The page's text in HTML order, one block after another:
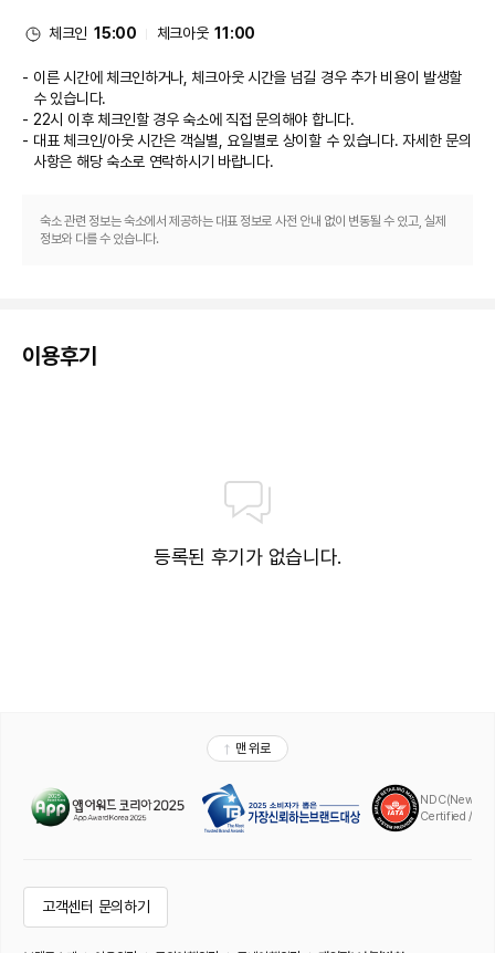
07:00 ~ 11:00 및 주말 07:30 ~ 11:30에 유료로 제공됩니다.
대표적인 편의 시설과 서비스로는 무료 유선 인터넷, 24시간 운영 비즈니스
센터, 로비의 무료 신문 등이 있습니다. 이 아파트식 호텔의 행사 시설은 컨퍼
런스 공간 및 회의실 등으로 구성되어 있습니다. 시설 내에서 셀프 주차(요금
별도) 이용이 가능합니다.
체크인 15:00 체크아웃 11:00
이른 시간에 체크인하거나, 체크아웃 시간을 넘길 경우 추가 비용이 발생할
수 있습니다.
22시 이후 체크인할 경우 숙소에 직접 문의해야 합니다.
대표 체크인/아웃 시간은 객실별, 요일별로 상이할 수 있습니다. 자세한 문의
사항은 해당 숙소로 연락하시기 바랍니다.
숙소 관련 정보는 숙소에서 제공하는 대표 정보로 사전 안내 없이 변동될 수 있고, 실제
정보와 다를 수 있습니다.
이용후기
등록된 후기가 없습니다.